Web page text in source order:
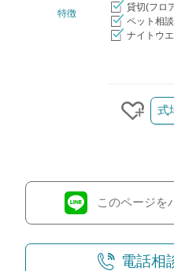
特徴
貸切(フロ
ペット相
ナイトウ
クリ
式
このページを
電話相